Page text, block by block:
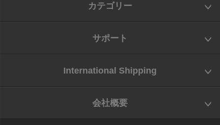
カテゴリー
サポート
International Shipping
会社概要